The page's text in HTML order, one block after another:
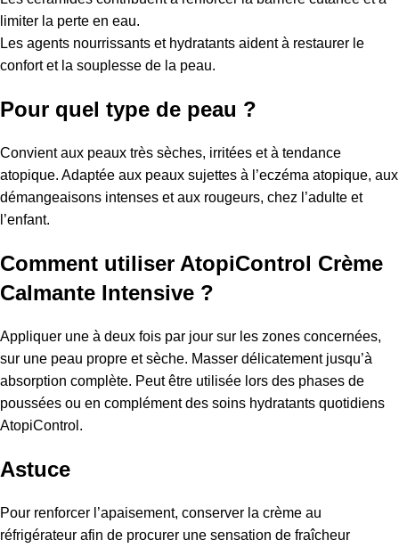
limiter la perte en eau.
Les agents nourrissants et hydratants aident à restaurer le
confort et la souplesse de la peau.
Pour quel type de peau ?
Convient aux peaux très sèches, irritées et à tendance
atopique. Adaptée aux peaux sujettes à l’eczéma atopique, aux
démangeaisons intenses et aux rougeurs, chez l’adulte et
l’enfant.
Comment utiliser AtopiControl Crème
Calmante Intensive ?
Appliquer une à deux fois par jour sur les zones concernées,
sur une peau propre et sèche. Masser délicatement jusqu’à
absorption complète. Peut être utilisée lors des phases de
poussées ou en complément des soins hydratants quotidiens
AtopiControl.
Astuce
Pour renforcer l’apaisement, conserver la crème au
réfrigérateur afin de procurer une sensation de fraîcheur